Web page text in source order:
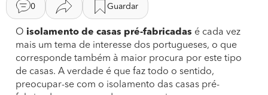
0 Guardar
O isolamento de casas pré-fabricadas é cada vez
mais um tema de interesse dos portugueses, o que
corresponde também à maior procura por este tipo
de casas. A verdade é que faz todo o sentido,
preocupar-se com o isolamento das casas pré-